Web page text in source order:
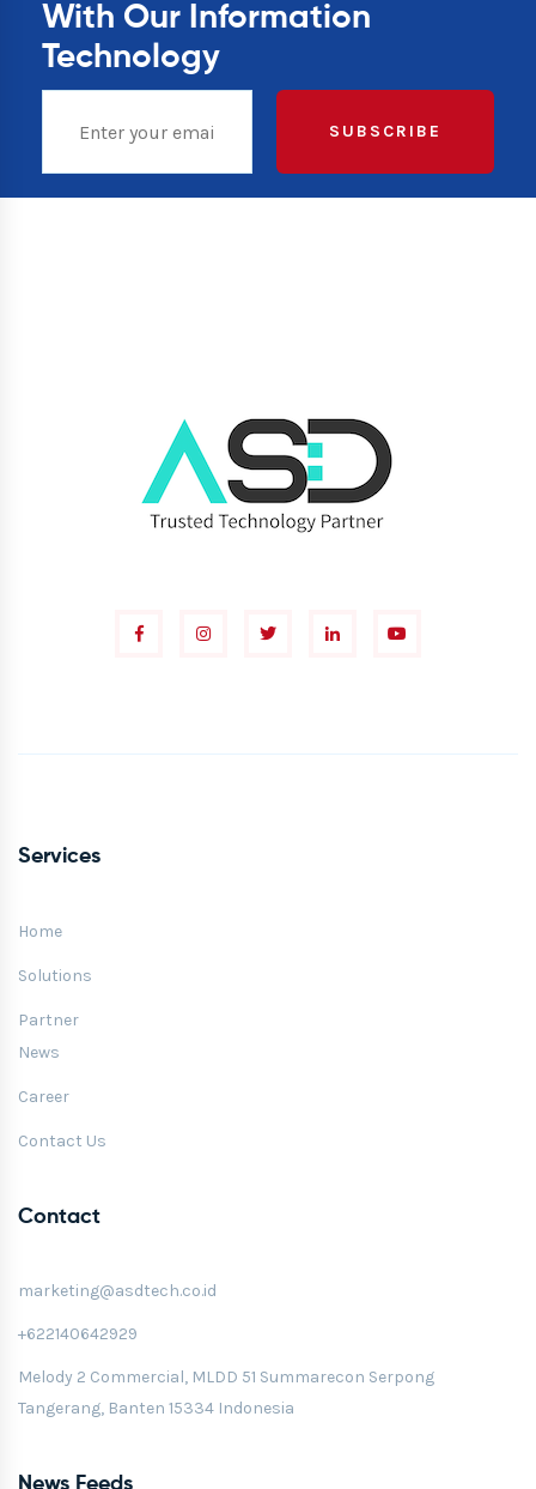
With Our Information
Technology
SUBSCRIBE
Services
Home
Solutions
Partner
News
Career
Contact Us
Contact
marketing@asdtech.co.id
+622140642929
Melody 2 Commercial, MLDD 51 Summarecon Serpong
Tangerang, Banten 15334 Indonesia
News Feeds